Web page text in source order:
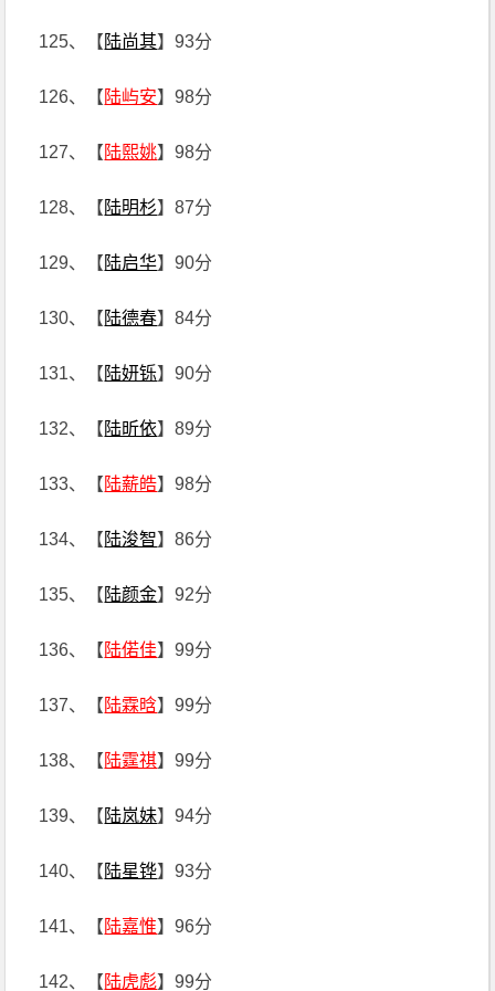
125、【陆尚其】93分
126、【陆屿安】98分
127、【陆熙姚】98分
128、【陆明杉】87分
129、【陆启华】90分
130、【陆德春】84分
131、【陆妍铄】90分
132、【陆昕依】89分
133、【陆薪皓】98分
134、【陆浚智】86分
135、【陆颜金】92分
136、【陆偌佳】99分
137、【陆霖晗】99分
138、【陆霆祺】99分
139、【陆岚妹】94分
140、【陆星铧】93分
141、【陆嘉惟】96分
142、【陆虎彪】99分